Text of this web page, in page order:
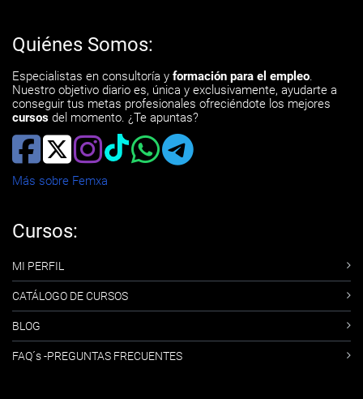
Quiénes Somos:
Especialistas en consultoría y formación para el empleo.
Nuestro objetivo diario es, única y exclusivamente, ayudarte a
conseguir tus metas profesionales ofreciéndote los mejores
cursos del momento. ¿Te apuntas?
Más sobre Femxa
Cursos:
MI PERFIL
CATÁLOGO DE CURSOS
BLOG
FAQ´s -PREGUNTAS FRECUENTES